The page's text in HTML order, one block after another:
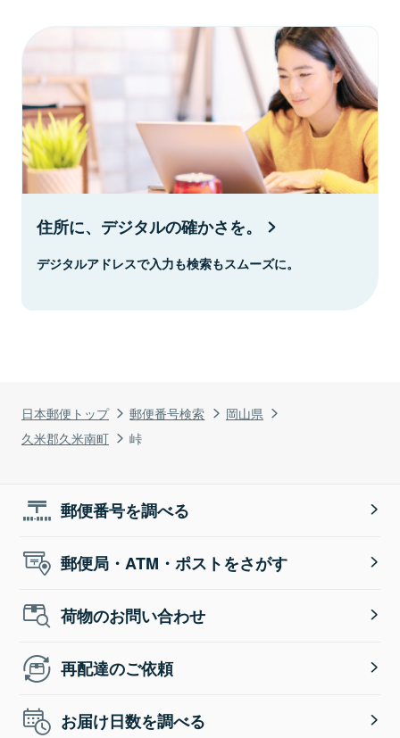
日本郵便トップ 郵便番号検索
岡山県
久米郡久米南町
峠
住所に、デジタルの確かさを。
デジタルアドレスで入力も検索もスムーズに。
郵便番号を調べる
郵便局・ATM・ポストをさがす
荷物のお問い合わせ
再配達のご依頼
お届け日数を調べる